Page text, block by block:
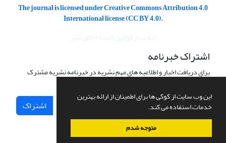
این وب سایت از کوکی ها برای اطمینان از ارائه بهترین
خدمات استفاده می کند.
متوجه شدم
The journal is licensed under Creative Commons Attribution 4.0
International license (CC BY 4.0).
اشتراک خبرنامه
برای دریافت اخبار و اطلاعیه های مهم نشریه در خبرنامه نشریه مشترک
اشتراک